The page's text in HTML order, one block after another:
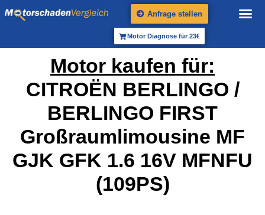
Anfrage stellen
Motor Diagnose für 23€
Motor kaufen für:
CITROËN BERLINGO /
BERLINGO FIRST
Großraumlimousine MF
GJK GFK 1.6 16V MFNFU
(109PS)